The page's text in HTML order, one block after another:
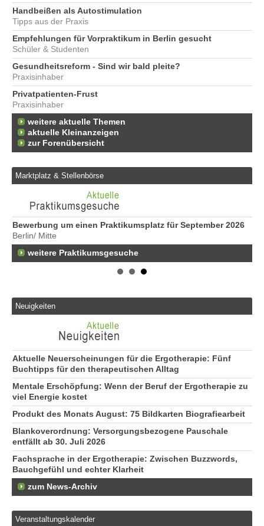
Handbeißen als Autostimulation
Tipps aus der Praxis
Empfehlungen für Vorpraktikum in Berlin gesucht
Schüler & Studenten
Gesundheitsreform - Sind wir bald pleite?
Praxisinhaber
Privatpatienten-Frust
Praxisinhaber
weitere aktuelle Themen
aktuelle Kleinanzeigen
zur Forenübersicht
Marktplatz & Stellenbörse
Bewerbung um einen Praktikumsplatz für September 2026
Berlin/ Mitte
weitere Praktikumsgesuche
Neuigkeiten
Aktuelle Neuerscheinungen für die Ergotherapie: Fünf
Buchtipps für den therapeutischen Alltag
Mentale Erschöpfung: Wenn der Beruf der Ergotherapie zu
viel Energie kostet
Produkt des Monats August: 75 Bildkarten Biografiearbeit
Blankoverordnung: Versorgungsbezogene Pauschale
entfällt ab 30. Juli 2026
Fachsprache in der Ergotherapie: Zwischen Buzzwords,
Bauchgefühl und echter Klarheit
zum News-Archiv
Veranstaltungskalender